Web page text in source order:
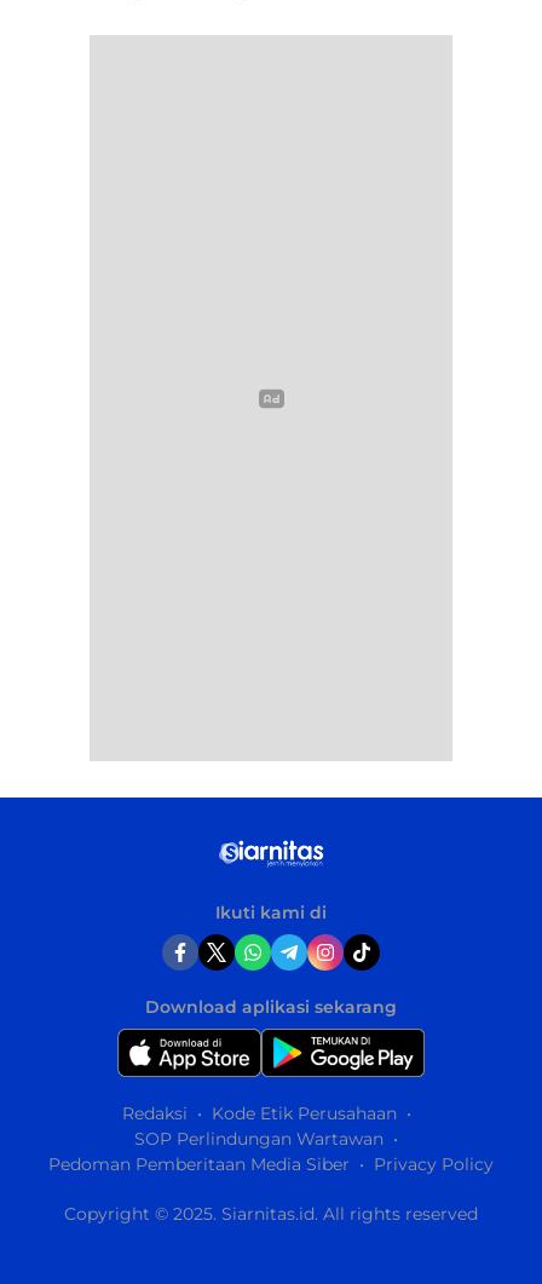
Ikuti kami di
Download aplikasi sekarang
Redaksi
Kode Etik Perusahaan
SOP Perlindungan Wartawan
Pedoman Pemberitaan Media Siber
Privacy Policy
Copyright © 2025. Siarnitas.id. All rights reserved